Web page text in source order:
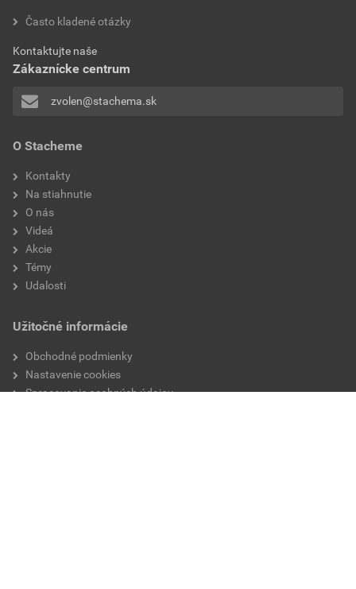
O Stacheme
Kontakty
Na stiahnutie
O nás
Videá
Akcie
Témy
Udalosti
Užitočné informácie
Obchodné podmienky
Nastavenie cookies
Spracovanie osobných údajov
Často kladené otázky
Kontaktujte naše
Zákaznícke centrum
zvolen@stachema.sk